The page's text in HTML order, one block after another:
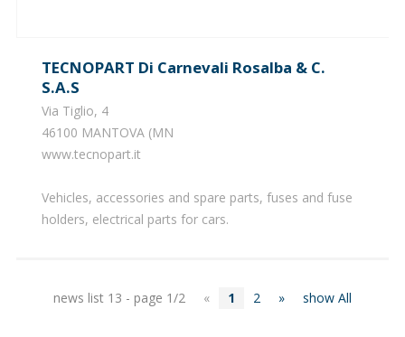
TECNOPART Di Carnevali Rosalba & C.
S.a.s
Via Tiglio, 4
46100 MANTOVA (MN
www.tecnopart.it
Vehicles, accessories and spare parts, fuses and fuse
holders, electrical parts for cars.
news list 13 - page 1/2 « 1 2 » show All